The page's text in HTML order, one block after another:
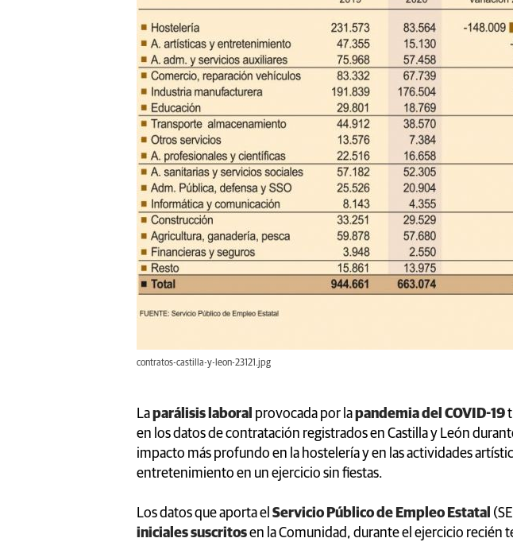
contratos-castilla-y-leon-23121.jpg
Laparálisis laboral provocada por lapandemia del COVID-19
en los datos de contratación registrados en Castilla y León
impacto más profundo en la hostelería y en las actividades
entretenimiento en un ejercicio sin fiestas.
Los datos que aporta el Servicio Público de Empleo Estatal
iniciales suscritosen la Comunidad, durante el ejercicio recién